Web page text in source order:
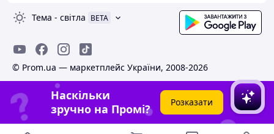
Тема - світла BETA
© Prom.ua — маркетплейс України, 2008-2026
Наскільки
зручно на Промі?
Розказати